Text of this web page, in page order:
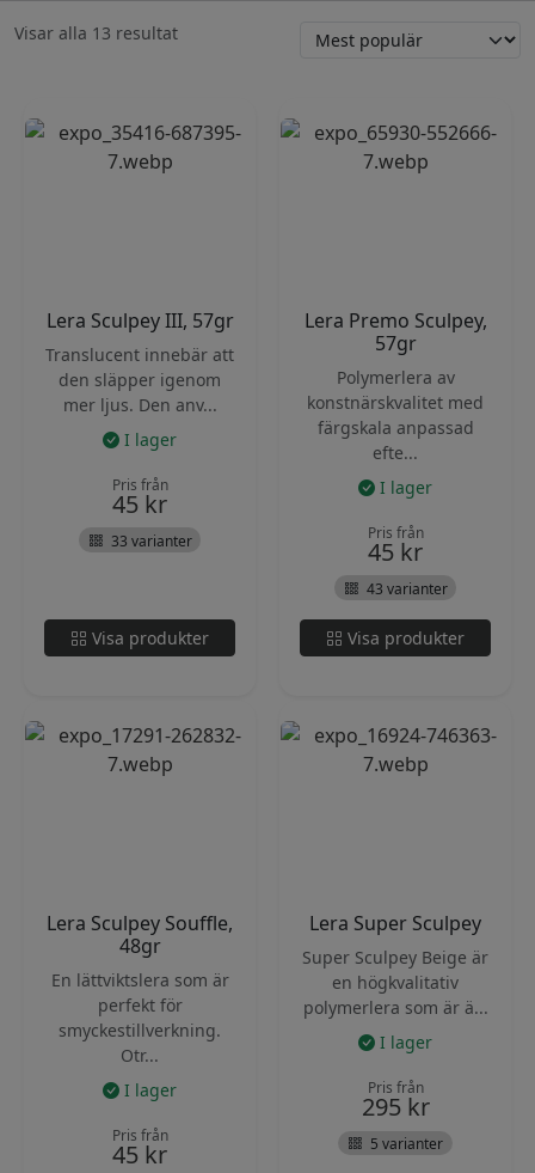
Visar alla 13 resultatSortera
Lera Sculpey III, 57gr
Translucent innebär att
den släpper igenom
mer ljus. Den anv...
I lager
Pris från
45 kr
33 varianter
Visa produkter
Lera Premo Sculpey,
57gr
Polymerlera av
konstnärskvalitet med
färgskala anpassad
efte...
I lager
Pris från
45 kr
43 varianter
Visa produkter
Lera Sculpey Souffle,
48gr
En lättviktslera som är
perfekt för
smyckestillverkning.
Otr...
I lager
Pris från
45 kr
Lera Super Sculpey
Super Sculpey Beige är
en högkvalitativ
polymerlera som är ä...
I lager
Pris från
295 kr
5 varianter